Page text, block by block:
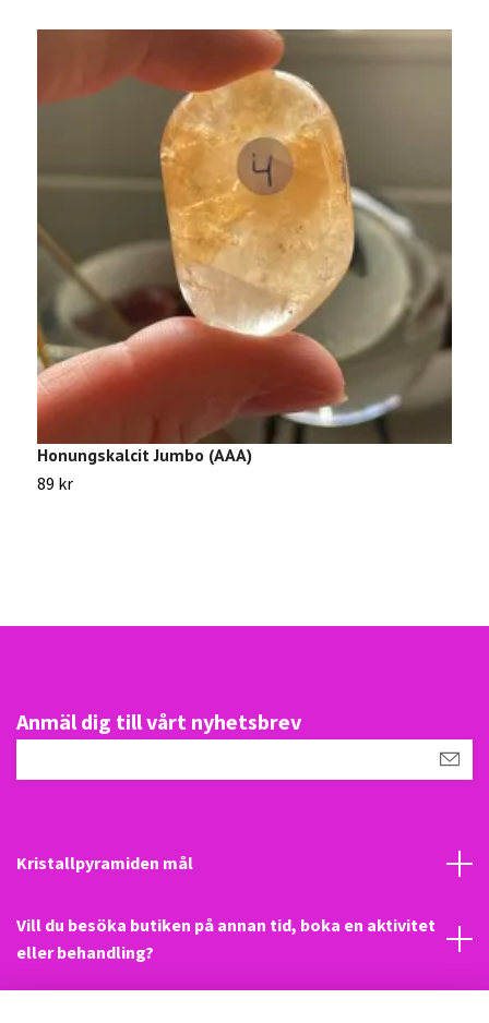
Honungskalcit Jumbo (AAA)
89 kr
Anmäl dig till vårt nyhetsbrev
Kristallpyramiden mål
Vill du besöka butiken på annan tid, boka en aktivitet
eller behandling?